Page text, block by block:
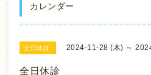
カレンダー
全日休診 2024-11-28 (木) ～
全日休診